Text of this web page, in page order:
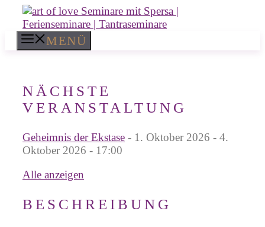
Zum
Inhalt
springen MENÜ
NÄCHSTE
VERANSTALTUNG
Geheimnis der Ekstase - 1. Oktober 2026 - 4.
Oktober 2026 - 17:00
Alle anzeigen
BESCHREIBUNG